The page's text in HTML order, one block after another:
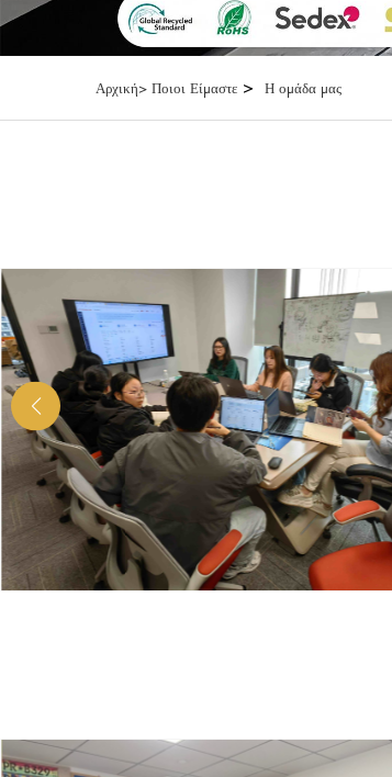
Αρχική> Ποιοι Είμαστε > Η ομάδα μας